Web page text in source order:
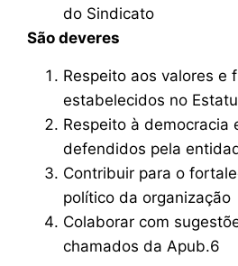
do Sindicato
São deveres
Respeito aos valores e
estabelecidos no
Respeito à democracia
defendidos pela
Contribuir para o
político da organização
Colaborar com
chamados da Apub.6